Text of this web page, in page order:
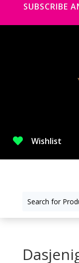
SUBSCRIBE
 Wishlist